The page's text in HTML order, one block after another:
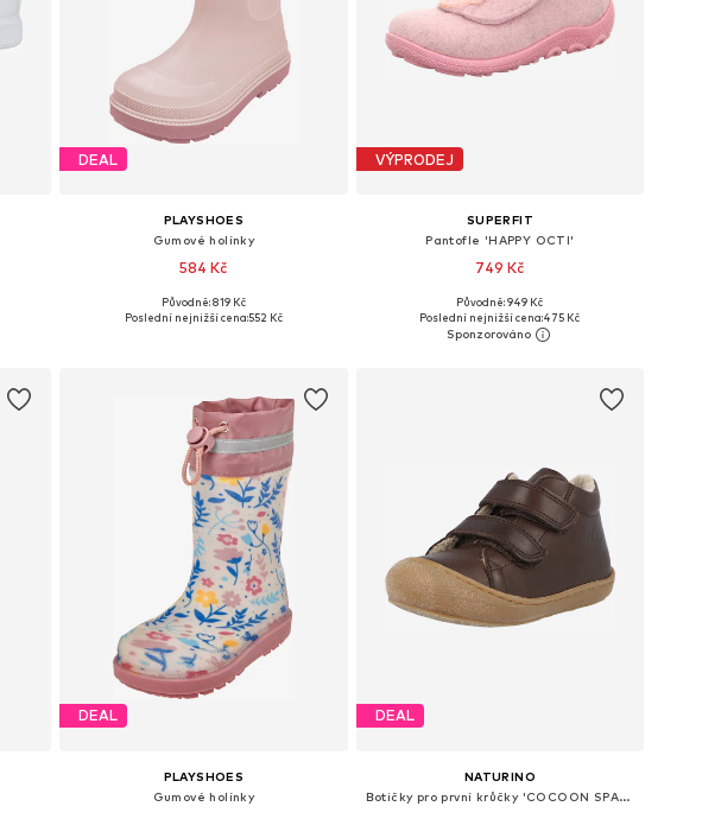
DEAL
PLAYSHOES
Gumové holínky
584 Kč
+1
Dostupné v mnoha velikostech
Původně: 819 Kč
Poslední nejnižší cena:552 Kč
VÝPRODEJ
SUPERFIT
Pantofle 'HAPPY OCTI'
749 Kč
Dostupné v mnoha velikostech
Přidat do košíku
Původně: 949 Kč
Poslední nejnižší cena:475 Kč
DEAL
PLAYSHOES
Gumové holínky
DEAL
NATURINO
Botičky pro první krůčky 'COCOON SPAZZ'